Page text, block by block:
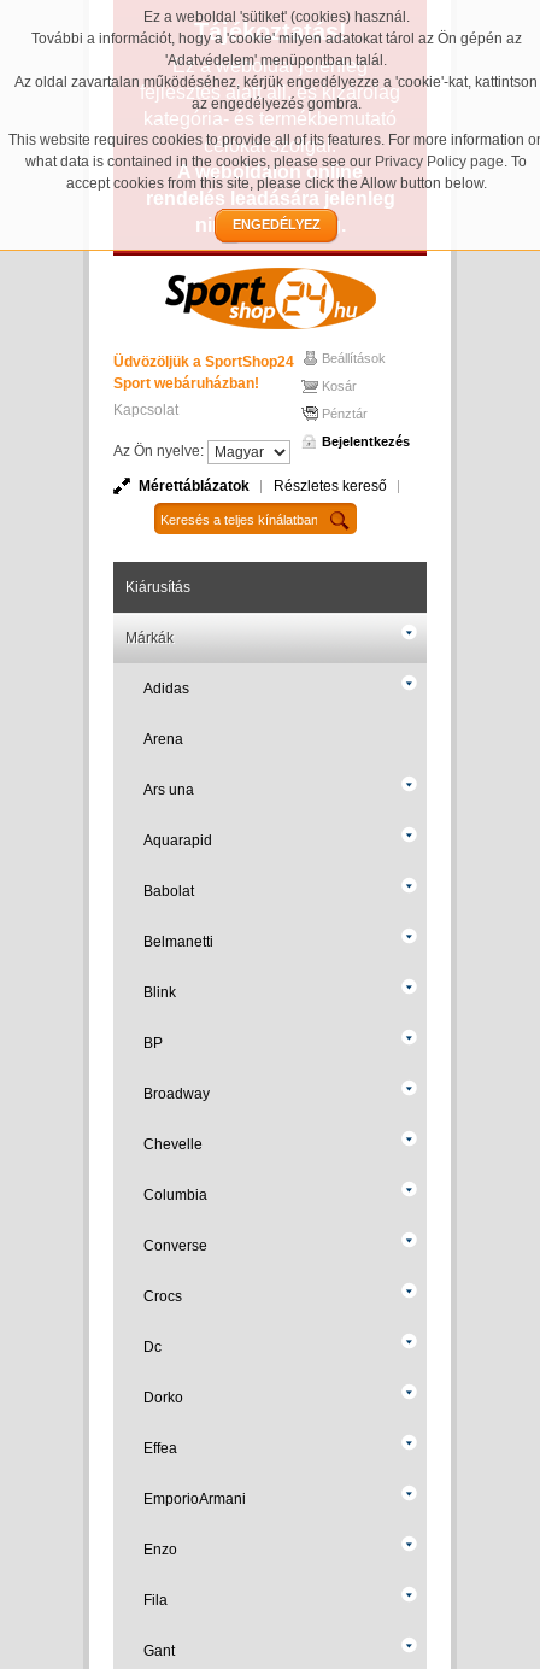
Ez a weboldal 'sütiket' (cookies) használ.
További a információt, hogy a 'cookie' milyen adatokat tárol az Ön gépén az
'Adatvédelem' menüpontban talál.
Az oldal zavartalan működéséhez, kérjük engedélyezze a 'cookie'-kat, kattintson
az engedélyezés gombra.
This website requires cookies to provide all of its features. For more information
what data is contained in the cookies, please see our Privacy Policy page. To
accept cookies from this site, please click the Allow button below.
ENGEDÉLYEZ
Tájékoztatás!
Ez a weboldal jelenleg
fejlesztés alatt áll, és kizárólag
kategória- és termékbemutató
célokat szolgál.
A weboldalon online
rendelés leadására jelenleg
nincs lehetőség.
Üdvözöljük a SportShop24
Sport webáruházban!
Kapcsolat
Az Ön nyelve:
Beállítások
Kosár
Pénztár
Bejelentkezés
Mérettáblázatok Részletes kereső
Kiárusítás
Márkák
Adidas
Arena
Ars una
Aquarapid
Babolat
Belmanetti
Blink
BP
Broadway
Chevelle
Columbia
Converse
Crocs
Dc
Dorko
Effea
EmporioArmani
Enzo
Fila
Gant